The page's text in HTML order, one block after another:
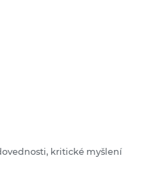
kritické myšlení